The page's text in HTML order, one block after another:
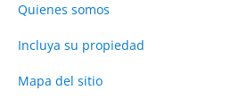
Quienes somos
Incluya su propiedad
Mapa del sitio